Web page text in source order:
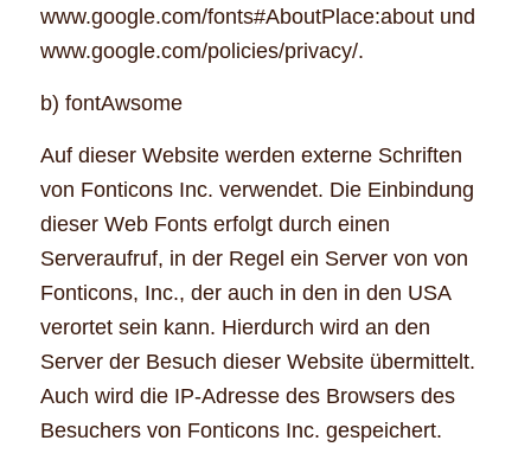
www.google.com/fonts#AboutPlace:about und
www.google.com/policies/privacy/.
b) fontAwsome
Auf dieser Website werden externe Schriften
von Fonticons Inc. verwendet. Die Einbindung
dieser Web Fonts erfolgt durch einen
Serveraufruf, in der Regel ein Server von von
Fonticons, Inc., der auch in den in den USA
verortet sein kann. Hierdurch wird an den
Server der Besuch dieser Website übermittelt.
Auch wird die IP-Adresse des Browsers des
Besuchers von Fonticons Inc. gespeichert.